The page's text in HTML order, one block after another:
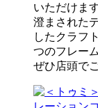
いただけま
澄まされた
したクラフ
つのフレー
ぜひ店頭で